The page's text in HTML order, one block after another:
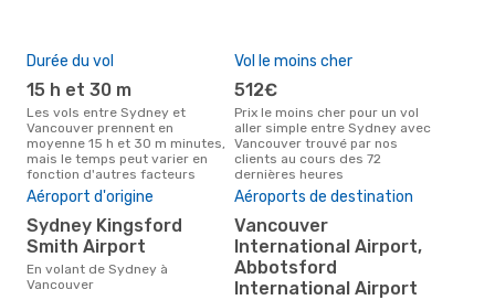
Durée du vol
15 h et 30 m
Les vols entre Sydney et
Vancouver prennent en
moyenne 15 h et 30 m minutes,
mais le temps peut varier en
fonction d'autres facteurs
Vol le moins cher
512€
Prix le moins cher pour un vol
aller simple entre Sydney avec
Vancouver trouvé par nos
clients au cours des 72
dernières heures
Aéroport d'origine
Sydney Kingsford
Smith Airport
En volant de Sydney à
Vancouver
Aéroports de destination
Vancouver
International Airport,
Abbotsford
International Airport